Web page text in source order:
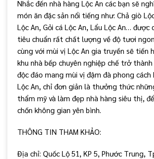
Nhắc đến nhà hàng Lộc An các bạn sẽ
món ăn đặc sản nổi tiếng như: Chả giò
Lộc An, Gỏi cá Lộc An, Lẩu Lộc An… được
tiêu chuẩn rất chất lượng về độ tươi
cùng với mùi vị Lộc An gia truyền sẽ tiến
khu nhà bếp chuyên nghiệp chế trở
độc đáo mang mùi vị đậm đà phong cách
Lộc An, chỉ đơn giản là thưởng thức
thẩm mỹ và làm đẹp nhà hàng siêu thị,
chốn không gian yên bình.
THÔNG TIN THAM KHẢO:
Địa chỉ: Quốc Lộ 51, KP 5, Phước Trung,